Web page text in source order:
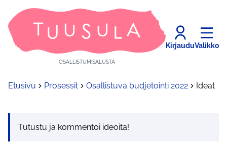
OSALLISTUMISALUSTA
KirjauduValikko
Etusivu Prosessit Osallistuva budjetointi 2022 Ideat
Tutustu ja kommentoi ideoita!